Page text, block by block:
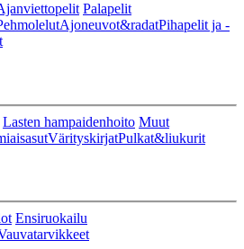
Palapelit
Ajoneuvot&radatPihapelit ja -
Lasten hampaidenhoito Muut
VärityskirjatPulkat&liukurit
Ensiruokailu